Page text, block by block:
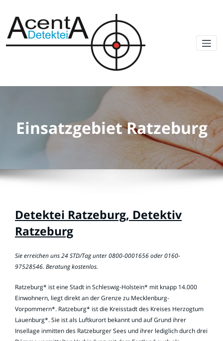
Einsatzgebiet Ratzeburg
Detektei Ratzeburg, Detektiv
Ratzeburg
Sie erreichen uns 24 STD/Tag unter 0800-0001656 oder 0160-
97528546. Beratung kostenlos.
Ratzeburg* ist eine Stadt in Schleswig-Holstein* mit knapp 14.000
Einwohnern, liegt direkt an der Grenze zu Mecklenburg-
Vorpommern*. Ratzeburg* ist die Kreisstadt des Kreises Herzogtum
Lauenburg*. Sie ist als Luftkurort bekannt und auf Grund ihrer
Insellage inmitten des Ratzeburger Sees und ihrer lediglich durch drei